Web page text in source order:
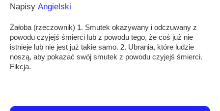
Napisy Angielski
Żałoba (rzeczownik) 1. Smutek okazywany i odczuwany z
powodu czyjejś śmierci lub z powodu tego, że coś już nie
istnieje lub nie jest już takie samo. 2. Ubrania, które ludzie
noszą, aby pokazać swój smutek z powodu czyjejś śmierci.
Fikcja.